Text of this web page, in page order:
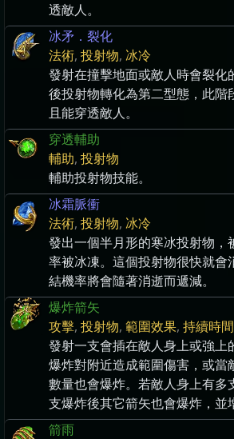
透敵人。
冰矛．裂化
法術, 投射物, 冰冷
發射在撞擊地面或敵人時會裂化
後投射物轉化為第二型態，此階
且能穿透敵人。
穿透輔助
輔助, 投射物
輔助投射物技能。
冰霜脈衝
法術, 投射物, 冰冷
發出一個半月形的寒冰投射物，
率被冰凍。這個投射物很快就會
結機率將會隨著消逝而遞減。
爆炸箭矢
攻擊, 投射物, 範圍效果, 持續時間
發射一支會插在敵人身上或強上
爆炸對附近造成範圍傷害，或當
數量也會爆炸。若敵人身上有多
支爆炸後其它箭矢也會爆炸，並
箭雨